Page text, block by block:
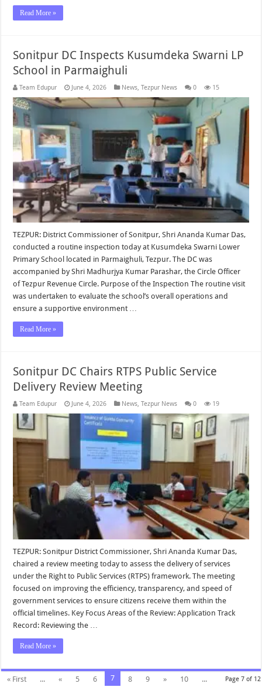
Read More »
Sonitpur DC Inspects Kusumdeka Swarni LP
School in Parmaighuli
Team Edupur June 4, 2026 News ,Tezpur News 0 15
TEZPUR: District Commissioner of Sonitpur, Shri Ananda Kumar Das,
conducted a routine inspection today at Kusumdeka Swarni Lower
Primary School located in Parmaighuli, Tezpur. The DC was
accompanied by Shri Madhurjya Kumar Parashar, the Circle Officer
of Tezpur Revenue Circle. Purpose of the Inspection The routine visit
was undertaken to evaluate the school’s overall operations and
ensure a supportive environment …
Read More »
Sonitpur DC Chairs RTPS Public Service
Delivery Review Meeting
Team Edupur June 4, 2026 News,Tezpur News 0 19
TEZPUR: Sonitpur District Commissioner, Shri Ananda Kumar Das,
chaired a review meeting today to assess the delivery of services
under the Right to Public Services (RTPS) framework. The meeting
focused on improving the efficiency, transparency, and speed of
government services to ensure citizens receive them within the
official timelines. Key Focus Areas of the Review: Application Track
Record: Reviewing the …
Read More »
Page 7 of 12
« First ... « 5 6 7 8 9 » 10
...